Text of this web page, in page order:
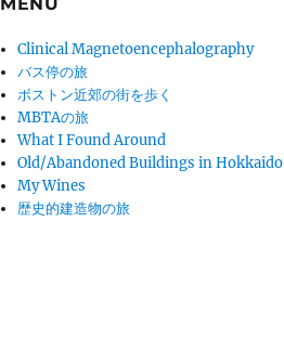
Clinical Magnetoencephalography
バス停の旅
ボストン近郊の街を歩く
MBTAの旅
What I Found Around
Old/Abandoned Buildings in Hokkaido
My Wines
歴史的建造物の旅